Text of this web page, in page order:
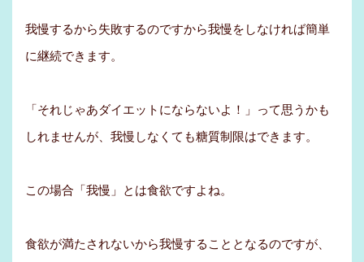
我慢するから失敗するのですから我慢をしなければ簡単
に継続できます。
「それじゃあダイエットにならないよ！」って思うかも
しれませんが、我慢しなくても糖質制限はできます。
この場合「我慢」とは食欲ですよね。
食欲が満たされないから我慢することとなるのですが、